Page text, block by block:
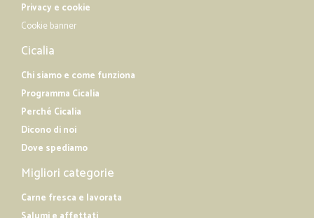
Privacy e cookie
Cookie banner
Cicalia
Chi siamo e come funziona
Programma Cicalia
Perché Cicalia
Dicono di noi
Dove spediamo
Migliori categorie
Carne fresca e lavorata